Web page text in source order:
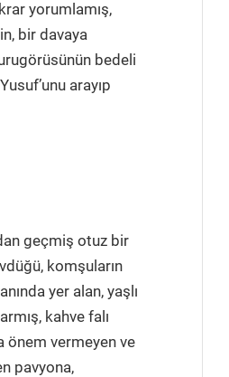
yorumlamış,
bir davaya
bedeli
arayıp
geçmiş otuz bir
komşuların
yer alan, yaşlı
kahve falı
önem vermeyen ve
pavyona,